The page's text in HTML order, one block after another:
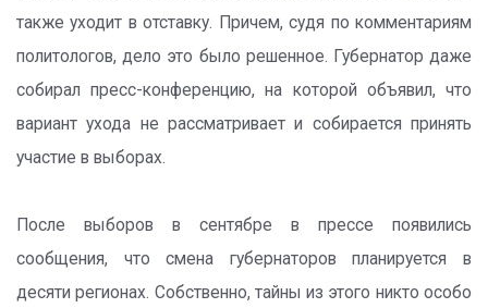
также уходит в отставку. Причем, судя по комментариям
политологов, дело это было решенное. Губернатор даже
собирал пресс-конференцию, на которой объявил, что
вариант ухода не рассматривает и собирается принять
участие в выборах.
После выборов в сентябре в прессе появились
сообщения, что смена губернаторов планируется в
десяти регионах. Собственно, тайны из этого никто особо